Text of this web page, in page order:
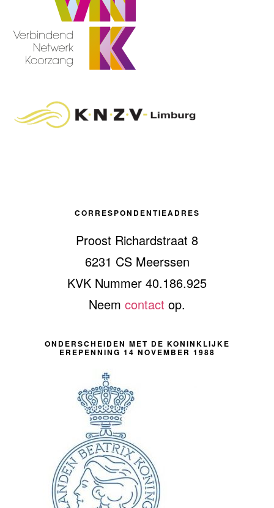
CORRESPONDENTIEADRES
Proost Richardstraat 8
6231 CS Meerssen
KVK Nummer 40.186.925
Neem contact op.
ONDERSCHEIDEN MET DE KONINKLIJKE
EREPENNING 14 NOVEMBER 1988